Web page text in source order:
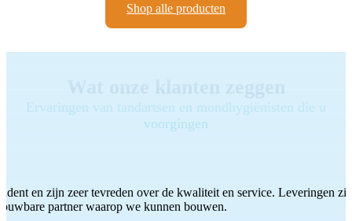
Shop alle producten
Ervaringen van tandartsen en mondhygiënisten die u
voorgingen
en zijn zeer tevreden over de kwaliteit en service. Leveringen
partner waarop we kunnen bouwen.